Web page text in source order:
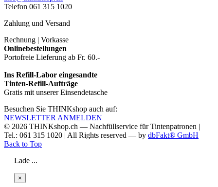
Telefon 061 315 1020
Zahlung und Versand
Rechnung | Vorkasse
Onlinebestellungen
Portofreie Lieferung ab Fr. 60.-
Ins Refill-Labor eingesandte
Tinten-Refill-Aufträge
Gratis mit unserer Einsendetasche
Besuchen Sie THINKshop auch auf:
NEWSLETTER ANMELDEN
© 2026 THINKshop.ch — Nachfüllservice fürTintenpatronen |
Tel.: 061 315 1020 | All Rights reserved — by dbFakt® GmbH
Back to Top
Lade ...
×